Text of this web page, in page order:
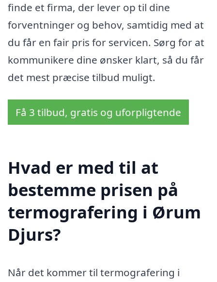
finde et firma, der lever op til dine
forventninger og behov, samtidig med at
du får en fair pris for servicen. Sørg for at
kommunikere dine ønsker klart, så du får
det mest præcise tilbud muligt.
Få 3 tilbud, gratis og uforpligtende
Hvad er med til at
bestemme prisen på
termografering i Ørum
Djurs?
Når det kommer til termografering i